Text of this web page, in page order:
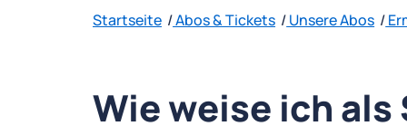
Startseite Abos & Tickets Unsere Abos
Wie weise ich